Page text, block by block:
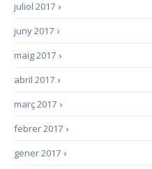
›
juliol 2017
›
juny 2017
›
maig 2017
›
abril 2017
›
març 2017
›
febrer 2017
›
gener 2017